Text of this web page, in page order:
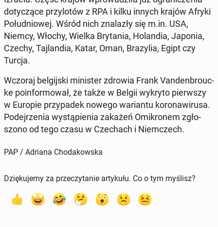
do­ty­czą­ce przy­lo­tów z RPA i kilku innych krajów Afryki
Po­łu­dnio­wej. Wśród nich zna­la­zły się m.in. USA,
Niemcy, Włochy, Wielka Bry­ta­nia, Ho­lan­dia, Japonia,
Czechy, Taj­lan­dia, Katar, Oman, Bra­zy­lia, Egipt czy
Turcja.
Wczoraj bel­gij­ski mi­ni­ster zdrowia Frank Van­den­bro­uc­
ke po­in­for­mo­wał, że także w Belgii wykryto pierw­szy
w Europie przy­pa­dek nowego wa­rian­tu ko­ro­na­wi­ru­sa.
Po­dej­rze­nia wy­stą­pie­nia zakażeń Omi­kro­nem zgło­
szo­no od tego czasu w Cze­chach i Niem­czech.
PAP / Adriana Chodakowska
Dziękujemy za przeczytanie artykułu. Co o tym myślisz?